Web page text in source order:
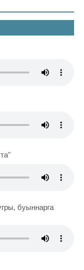
буыннарга